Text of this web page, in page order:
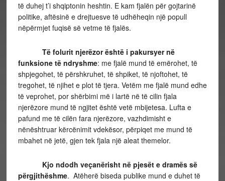
të duhej t’i shqiptonin heshtin. E kam fjalën për gojtarinë
politike, aftësinë e drejtuesve të udhëheqin një popull
nëpërmjet fuqisë së vetme të fjalës.
Të folurit njerëzor është i pakursyer në
funksione të ndryshme: me fjalë mund të emërohet, të
shpjegohet, të përshkruhet, të shpiket, të njoftohet, të
tregohet, të njihet e plot të tjera. Vetëm me fjalë mund edhe
të veprohet, por shërbimi më i lartë në të cilin fjala
njerëzore mund të ngjitet është vetë mbijetesa. Lufta e
pafund me të cilën fara njerëzore, vazhdimisht e
nënështruar kërcënimit vdekësor, përpiqet me mund të
mbahet në jetë, gjen tek fjala një aleat themelor.
Kjo ndodh veçanërisht në pjesët e dramës së
përgjithëshme. Atëherë biseda publike mund e duhet të